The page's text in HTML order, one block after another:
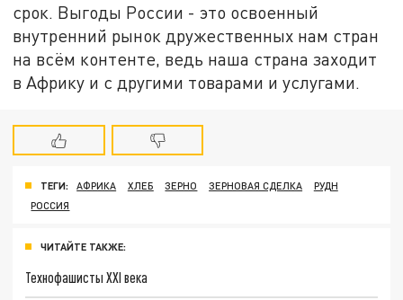
срок. Выгоды России - это освоенный
внутренний рынок дружественных нам стран
на всём контенте, ведь наша страна заходит
в Африку и с другими товарами и услугами.
ТЕГИ: АФРИКА ХЛЕБ ЗЕРНО ЗЕРНОВАЯ СДЕЛКА
РУДН
РОССИЯ
ЧИТАЙТЕ ТАКЖЕ:
Технофашисты XXI века